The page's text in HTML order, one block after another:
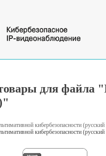
для файла
кибербезопасности (русский
кибербезопасности (русский